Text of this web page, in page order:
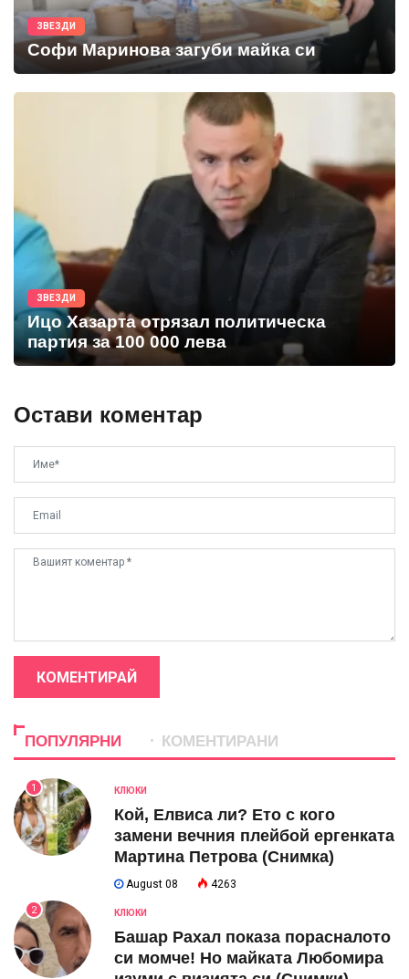
ЗВЕЗДИ
Софи Маринова загуби майка си
ЗВЕЗДИ
Ицо Хазарта отрязал политическа
партия за 100 000 лева
Остави коментар
КОМЕНТИРАЙ
ПОПУЛЯРНИ КОМЕНТИРАНИ
1 КЛЮКИ
Кой, Елвиса ли? Ето с кого
замени вечния плейбой ергенката
Мартина Петрова (Снимка)
August 08 4263
2 КЛЮКИ
Башар Рахал показа порасналото
си момче! Но майката Любомира